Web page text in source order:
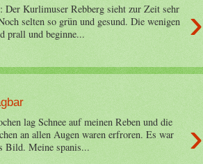
›
Der Kurlimuser Rebberg sieht zur Zeit sehr
selten so grün und gesund. Die wenigen
prall und beginne...
›
lag Schnee auf meinen Reben und die
an allen Augen waren erfroren. Es war
Bild. Meine spanis...